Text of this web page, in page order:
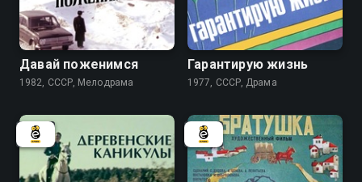
6.8
Давай поженимся
1982, СССР, Мелодрама
Гарантирую жизнь
1977, СССР, Драма